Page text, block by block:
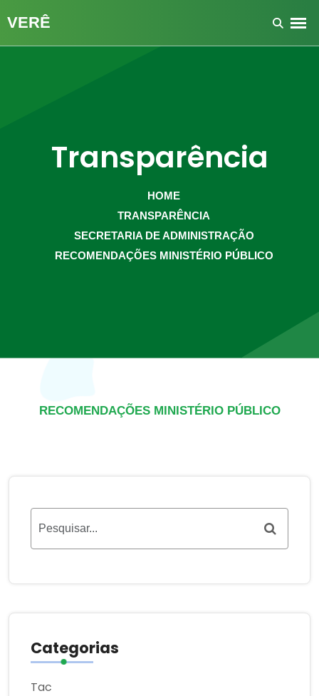
Transparência
HOME
TRANSPARÊNCIA
SECRETARIA DE ADMINISTRAÇÃO
RECOMENDAÇÕES MINISTÉRIO PÚBLICO
RECOMENDAÇÕES MINISTÉRIO PÚBLICO
Categorias
Tac